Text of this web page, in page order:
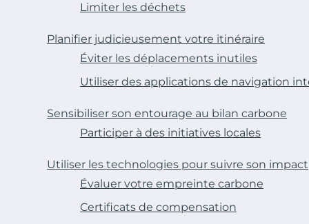
Limiter les déchets
Planifier judicieusement votre itinéraire
Éviter les déplacements inutiles
Utiliser des applications de navigation
Sensibiliser son entourage au bilan carbone
Participer à des initiatives locales
Utiliser les technologies pour suivre son impact
Évaluer votre empreinte carbone
Certificats de compensation